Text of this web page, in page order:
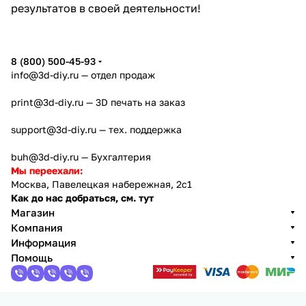
результатов в своей деятельности!
8 (800) 500-45-93
info@3d-diy.ru — отдел продаж
print@3d-diy.ru — 3D печать на заказ
support@3d-diy.ru — тех. поддержка
buh@3d-diy.ru — Бухгалтерия
Мы переехали:
Москва, Павелецкая набережная, 2с1
Как до нас добраться, см. тут
Магазин
Компания
Информация
Помощь